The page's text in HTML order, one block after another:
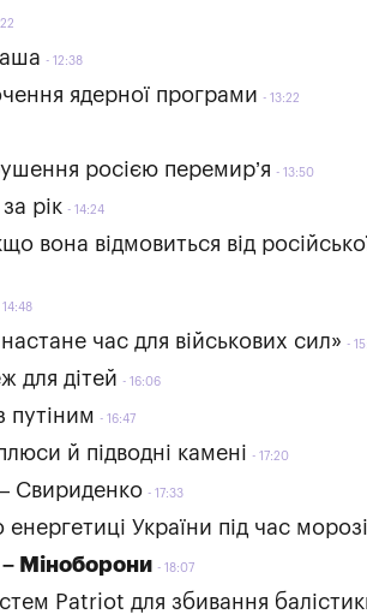
12:38
ядерної програми 13:22
росією перемир’я 13:50
рік 14:24
вона відмовиться від
14:48
час для військових сил»
для дітей 16:06
путіним 16:47
й підводні камені 17:20
Свириденко 17:33
України під час
Міноборони 18:07
Patriot для збивання